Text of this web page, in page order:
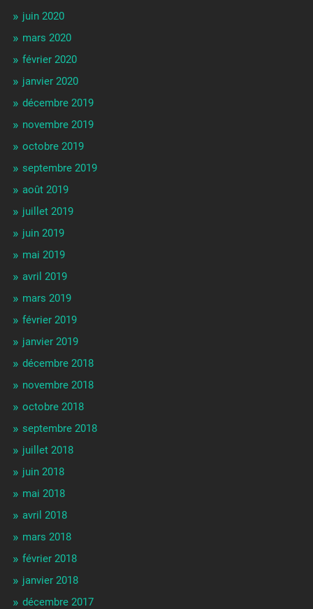
juin 2020
mars 2020
février 2020
janvier 2020
décembre 2019
novembre 2019
octobre 2019
septembre 2019
août 2019
juillet 2019
juin 2019
mai 2019
avril 2019
mars 2019
février 2019
janvier 2019
décembre 2018
novembre 2018
octobre 2018
septembre 2018
juillet 2018
juin 2018
mai 2018
avril 2018
mars 2018
février 2018
janvier 2018
décembre 2017